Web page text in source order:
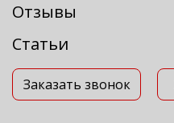
Отзывы
Статьи
Заказать звонок